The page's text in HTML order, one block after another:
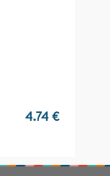
4.74€